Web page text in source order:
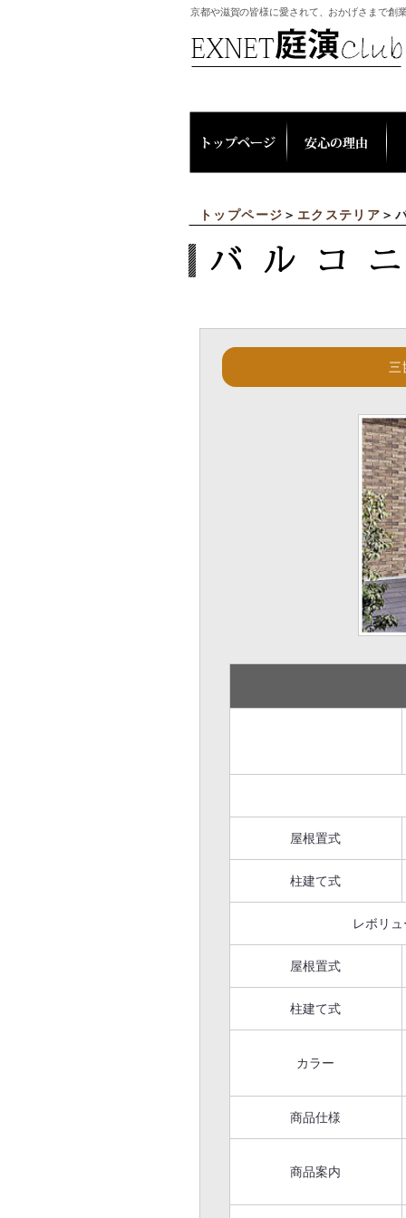
京都や滋賀の皆様に愛されて、おかげさまで創
トップページ ＞ エクステリア ＞
三
屋根置式
柱建て式
レボリ
屋根置式
柱建て式
カラー
商品仕様
商品案内